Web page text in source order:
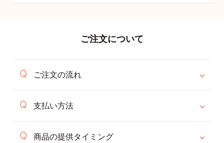
ご注文について
ご注文の流れ
支払い方法
商品の提供タイミング